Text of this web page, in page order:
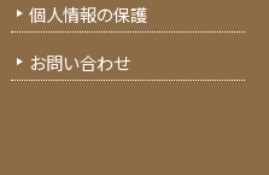
個人情報の保護
お問い合わせ